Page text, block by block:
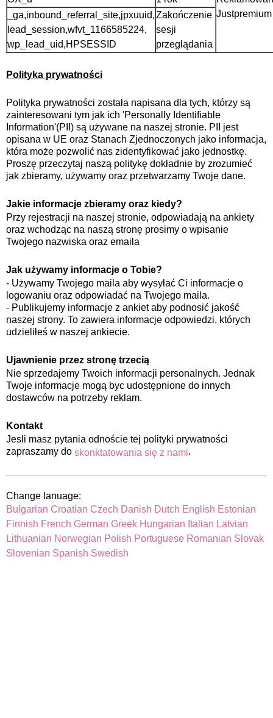
Justpremium
_ga,inbound_referral_site,jpxuuid,
lead_session,wfvt_1166585224,
wp_lead_uid,HPSESSID
Zakończenie
sesji
przeglądania
Polityka prywatności
Polityka prywatności została napisana dla tych, którzy są
zainteresowani tym jak ich 'Personally Identifiable
Information'(PII) są używane na naszej stronie. PII jest
opisana w UE oraz Stanach Zjednoczonych jako informacja,
która może pozwolić nas zidentyfikować jako jednostkę.
Proszę przeczytaj naszą politykę dokładnie by zrozumieć
jak zbieramy, używamy oraz przetwarzamy Twoje dane.
Jakie informacje zbieramy oraz kiedy?
Przy rejestracji na naszej stronie, odpowiadają na ankiety
oraz wchodząc na naszą stronę prosimy o wpisanie
Twojego nazwiska oraz emaila
Jak używamy informacje o Tobie?
- Używamy Twojego maila aby wysyłać Ci informacje o
logowaniu oraz odpowiadać na Twojego maila.
- Publikujemy informacje z ankiet aby podnosić jakość
naszej strony. To zawiera informacje odpowiedzi, których
udzieliłeś w naszej ankiecie.
Ujawnienie przez stronę trzecią
Nie sprzedajemy Twoich informacji personalnych. Jednak
Twoje informacje mogą byc udostępnione do innych
dostawców na potrzeby reklam.
Kontakt
Jesli masz pytania odnoście tej polityki prywatności
zapraszamy do skonktatowania się z nami.
Change lanuage:
Bulgarian Croatian Czech Danish Dutch English Estonian
Finnish French German Greek Hungarian Italian Latvian
Lithuanian Norwegian Polish Portuguese Romanian Slovak
Slovenian Spanish Swedish